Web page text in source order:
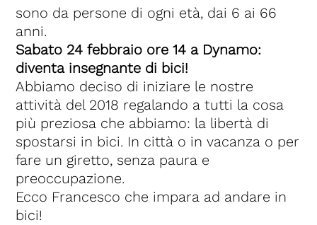
sono da persone di ogni età, dai 6 ai 66
anni.
Sabato 24 febbraio ore 14 a Dynamo:
diventa insegnante di bici!
Abbiamo deciso di iniziare le nostre
attività del 2018 regalando a tutti la cosa
più preziosa che abbiamo: la libertà di
spostarsi in bici. In città o in vacanza o per
fare un giretto, senza paura e
preoccupazione.
Ecco Francesco che impara ad andare in
bici!